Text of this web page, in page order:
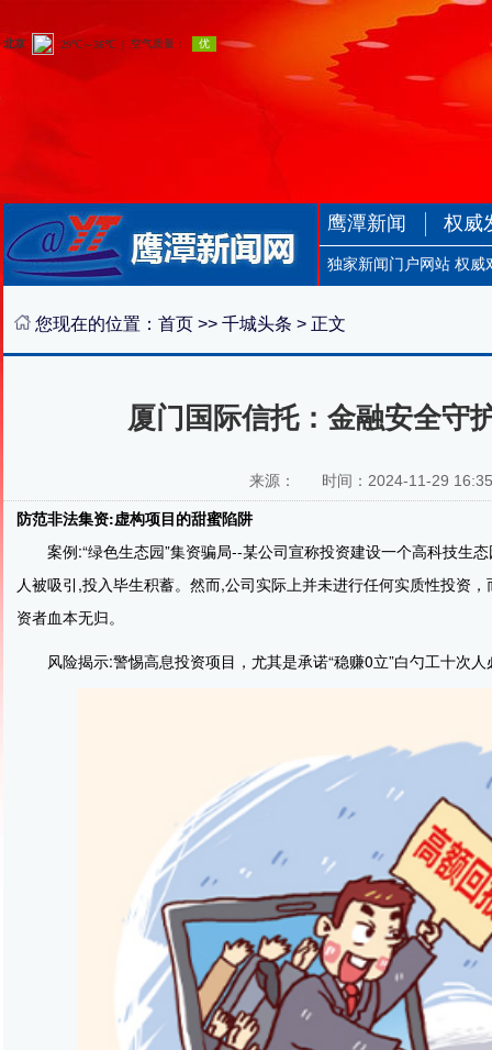
鹰潭新闻 权威
独家新闻门户网站 权威
您现在的位置： 首页 >> 千城头条 > 正文
厦门国际信托：金融安全守
来源： 时间：2024-11-29
防范非法集资:虚构项目的甜蜜陷阱
案例:“绿色生态园”集资骗局--某公司宣称投资建设一个高科技生
人被吸引,投入毕生积蓄。然而,公司实际上并未进行任何实质性投资
资者血本无归。
风险揭示:警惕高息投资项目，尤其是承诺“稳赚0立”白勺工十次